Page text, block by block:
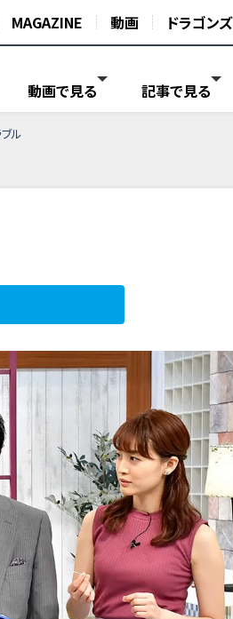
MAGAZINE 動画 ドラゴンズ
動画で見る 記事で見る
ル